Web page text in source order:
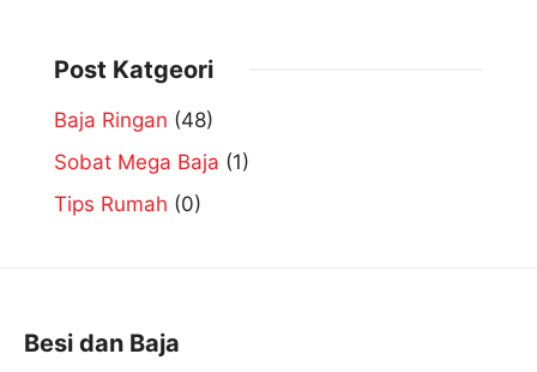
Post Katgeori
Baja Ringan (48)
Sobat Mega Baja (1)
Tips Rumah (0)
Besi dan Baja